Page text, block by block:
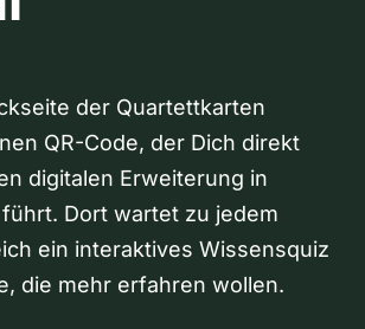
der Quartettkarten
QR-Code, der Dich direkt
digitalen Erweiterung in
Dort wartet zu jedem
ein interaktives Wissensquiz
die mehr erfahren wollen.